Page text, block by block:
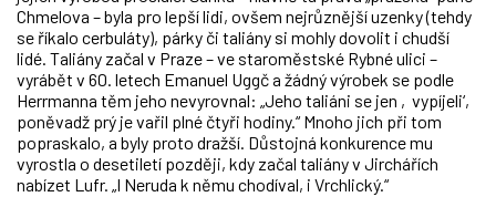
Chmelova – byla pro lepší lidi, ovšem nejrůznější uzenky (tehdy
se říkalo cerbuláty), párky či taliány si mohly dovolit i chudší
lidé. Taliány začal v Praze – ve staroměstské Rybné ulici –
vyrábět v 60. letech Emanuel Uggč a žádný výrobek se podle
Herrmanna těm jeho nevyrovnal: „Jeho taliáni se jen ‚vypíjeli‘,
poněvadž prý je vařil plné čtyři hodiny.“ Mnoho jich při tom
popraskalo, a byly proto dražší. Důstojná konkurence mu
vyrostla o desetiletí později, kdy začal taliány v Jirchářích
nabízet Lufr. „I Neruda k němu chodíval, i Vrchlický.“